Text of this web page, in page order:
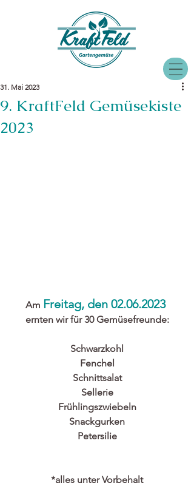
9. KraftFeld Gemüsekiste
2023
31. Mai 2023
Am Freitag, den 02.06.2023
ernten wir für 30 Gemüsefreunde:
Schwarzkohl
Fenchel
Schnittsalat
Sellerie
Frühlingszwiebeln
Snackgurken
Petersilie
*alles unter Vorbehalt